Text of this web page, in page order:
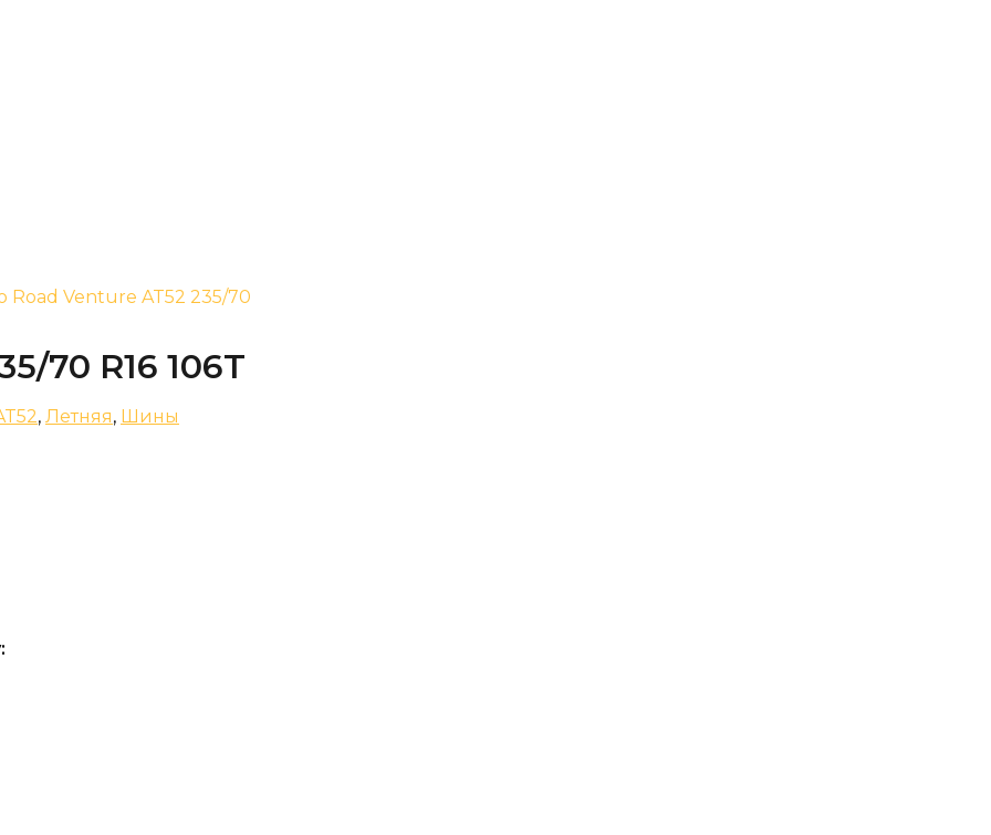
Road Venture AT52 235/70
70 R16 106T
, Летняя, Шины